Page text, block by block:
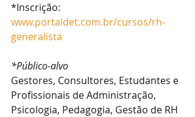
*Inscrição:
www.portaldet.com.br/cursos/rh-
generalista
*Público-alvo
Gestores, Consultores, Estudantes e
Profissionais de Administração,
Psicologia, Pedagogia, Gestão de RH